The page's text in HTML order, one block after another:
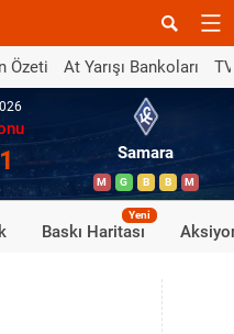
Özeti At Yarışı Bankoları
Samara
M G B B M
Baskı Haritası
Yeni